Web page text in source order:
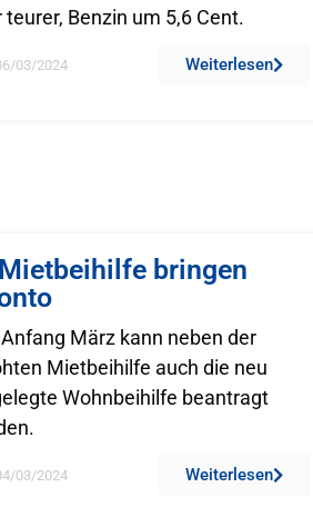
teurer, Benzin um 5,6 Cent.
03/2024 Weiterlesen
bringen
März kann neben der
Mietbeihilfe auch die neu
Wohnbeihilfe beantragt
03/2024 Weiterlesen